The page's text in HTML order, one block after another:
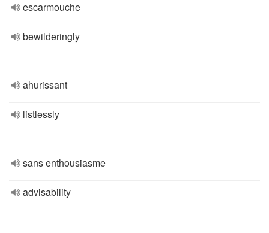
escarmouche
bewilderingly
ahurissant
listlessly
sans enthousiasme
advisability